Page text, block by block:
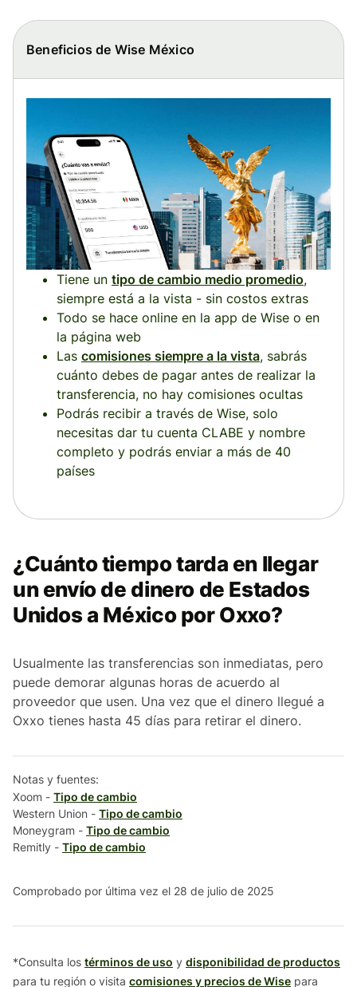
Beneficios de Wise México
Tiene un tipo de cambio medio promedio,
siempre está a la vista - sin costos extras
Todo se hace online en la app de Wise o en
la página web
Las comisiones siempre a la vista, sabrás
cuánto debes de pagar antes de realizar la
transferencia, no hay comisiones ocultas
Podrás recibir a través de Wise, solo
necesitas dar tu cuenta CLABE y nombre
completo y podrás enviar a más de 40
países
¿Cuánto tiempo tarda en llegar
un envío de dinero de Estados
Unidos a México por Oxxo?
Usualmente las transferencias son inmediatas, pero
puede demorar algunas horas de acuerdo al
proveedor que usen. Una vez que el dinero llegué a
Oxxo tienes hasta 45 días para retirar el dinero.
Notas y fuentes:
Xoom - Tipo de cambio
Western Union - Tipo de cambio
Moneygram - Tipo de cambio
Remitly - Tipo de cambio
Comprobado por última vez el 28 de julio de 2025
*Consulta los términos de uso y disponibilidad de productos
para tu región o visita comisiones y precios de Wise para